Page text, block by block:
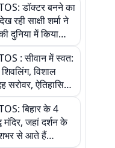
डॉक्टर बनने का
रही साक्षी शर्मा ने
दुनिया में किया
बेगूसराय की
कैसे दी अपने सपनों
: सीवान में स्वत:
विशाल
सरोवर, ऐतिहासिक
मंदिर और घंटाघर
तस्वीरों में देखिए
बिहार के 4
मंदिर, जहां दर्शन के
से आते हैं